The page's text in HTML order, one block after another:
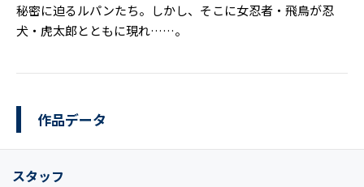
秘密に迫るルパンたち。しかし、そこに女忍者・飛鳥が忍
犬・虎太郎とともに現れ……。
作品データ
スタッフ